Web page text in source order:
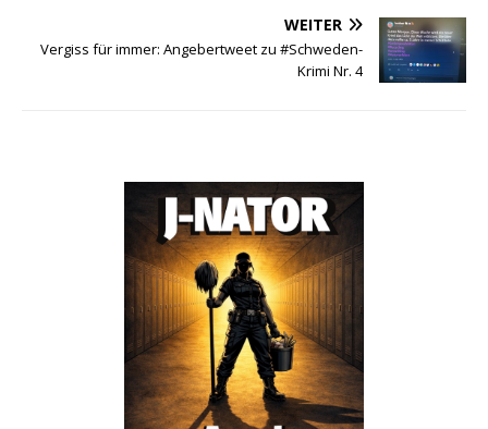
WEITER
Vergiss für immer: Angebertweet zu #Schweden-
Krimi Nr. 4